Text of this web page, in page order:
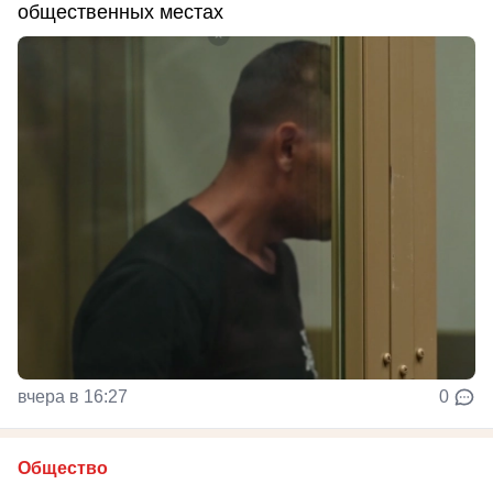
общественных местах
вчера в 16:27 0
Общество